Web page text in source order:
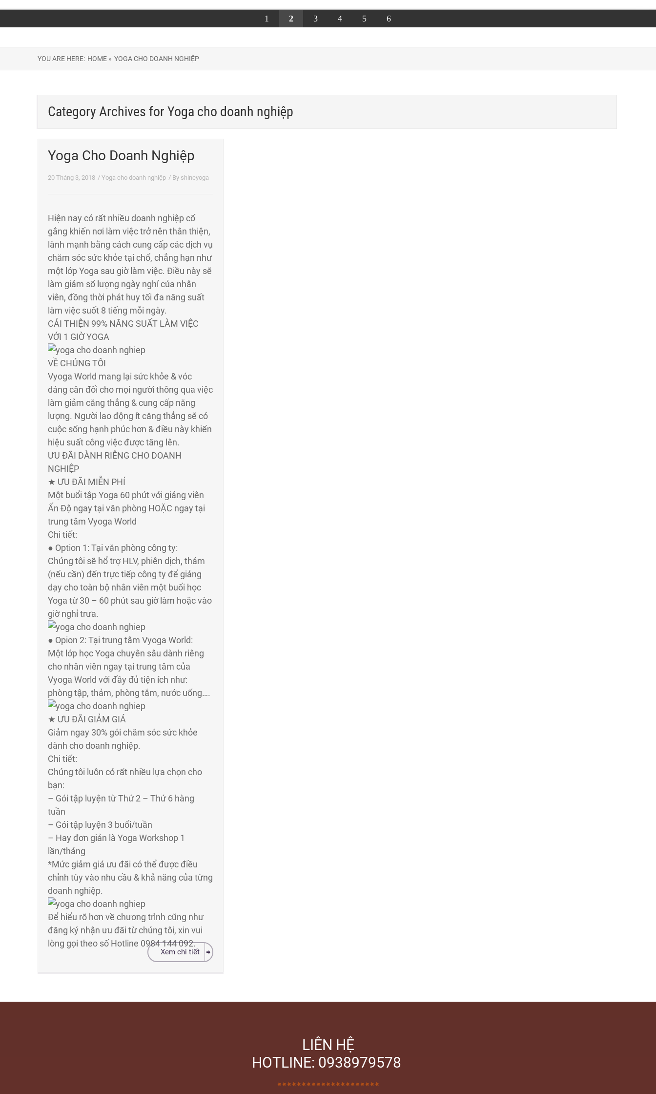
1 2 3 4 5 6
YOU ARE HERE: HOME » YOGA CHO DOANH NGHIỆP
Category Archives for Yoga cho doanh nghiệp
Yoga Cho Doanh Nghiệp
20 Tháng 3, 2018 / Yoga cho doanh nghiệp / By shineyoga
Hiện nay có rất nhiều doanh nghiệp cố
gắng khiến nơi làm việc trở nên thân thiện,
lành mạnh bằng cách cung cấp các dịch vụ
chăm sóc sức khỏe tại chổ, chẳng hạn như
một lớp Yoga sau giờ làm việc. Điều này sẽ
làm giảm số lượng ngày nghỉ của nhân
viên, đồng thời phát huy tối đa năng suất
làm việc suốt 8 tiếng mỗi ngày.
CẢI THIỆN 99% NĂNG SUẤT LÀM VIỆC
VỚI 1 GIỜ YOGA
VỀ CHÚNG TÔI
Vyoga World mang lại sức khỏe & vóc
dáng cân đối cho mọi người thông qua việc
làm giảm căng thẳng & cung cấp năng
lượng. Người lao động ít căng thẳng sẽ có
cuộc sống hạnh phúc hơn & điều này khiến
hiệu suất công việc được tăng lên.
ƯU ĐÃI DÀNH RIÊNG CHO DOANH
NGHIỆP
★ ƯU ĐÃI MIỄN PHÍ
Một buổi tập Yoga 60 phút với giảng viên
Ấn Độ ngay tại văn phòng HOẶC ngay tại
trung tâm Vyoga World
Chi tiết:
● Option 1: Tại văn phòng công ty:
Chúng tôi sẽ hổ trợ HLV, phiên dịch, thảm
(nếu cần) đến trực tiếp công ty để giảng
dạy cho toàn bộ nhân viên một buổi học
Yoga từ 30 – 60 phút sau giờ làm hoặc vào
giờ nghỉ trưa.
● Opion 2: Tại trung tâm Vyoga World:
Một lớp học Yoga chuyên sâu dành riêng
cho nhân viên ngay tại trung tâm của
Vyoga World với đầy đủ tiện ích như:
phòng tập, thảm, phòng tắm, nước uống….
★ ƯU ĐÃI GIẢM GIÁ
Giảm ngay 30% gói chăm sóc sức khỏe
dành cho doanh nghiệp.
Chi tiết:
Chúng tôi luôn có rất nhiều lựa chọn cho
bạn:
– Gói tập luyện từ Thứ 2 – Thứ 6 hàng
tuần
– Gói tập luyện 3 buổi/tuần
– Hay đơn giản là Yoga Workshop 1
lần/tháng
*Mức giảm giá ưu đãi có thể được điều
chỉnh tùy vào nhu cầu & khả năng của từng
doanh nghiệp.
Để hiểu rõ hơn về chương trình cũng như
đăng ký nhận ưu đãi từ chúng tôi, xin vui
lòng gọi theo số Hotline 0984 144 092.
Xem chi tiết
LIÊN HỆ
HOTLINE: 0938979578